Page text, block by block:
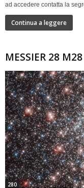
ad accedere contatta la
Continua a leggere
MESSIER 28
280